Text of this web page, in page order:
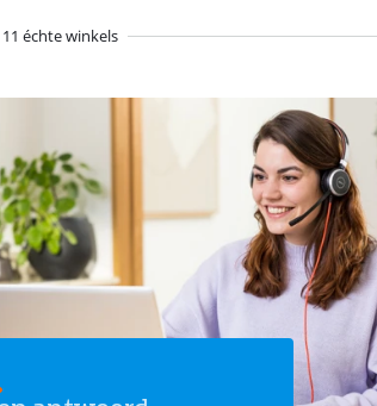
11 échte winkels